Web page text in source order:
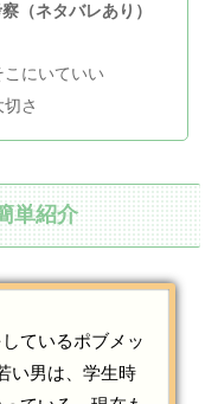
（ネタバレあり）
にいていい
さ
単紹介
ているポブメッ
い男は、学生時